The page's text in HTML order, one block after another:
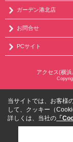
ガーデン港北店
お問合せ
PCサイト
アクセス(横
当サイトでは、お客様
して、クッキー（
詳しくは、当社の 「